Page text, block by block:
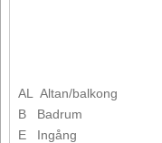
AL
Altan/balkong
B
Badrum
E
Ingång